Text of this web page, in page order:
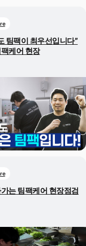
팀팩이 최우선입니다”
케어 현장
는 팀팩케어 현장점검